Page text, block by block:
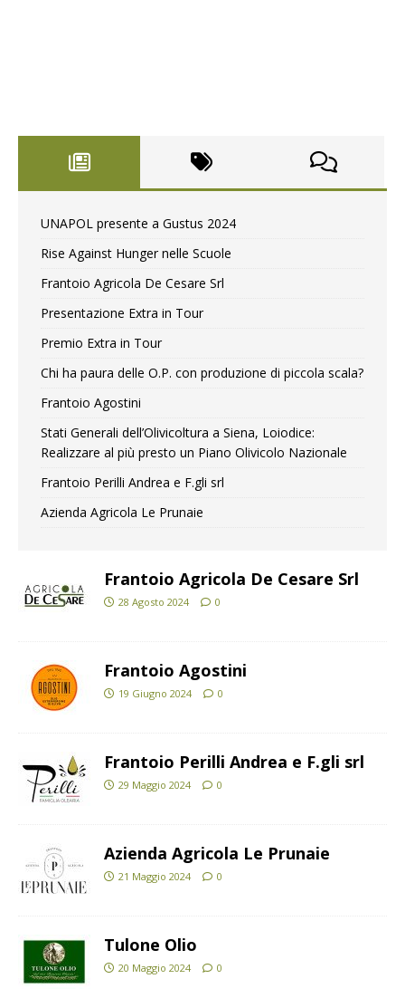
UNAPOL presente a Gustus 2024
Rise Against Hunger nelle Scuole
Frantoio Agricola De Cesare Srl
Presentazione Extra in Tour
Premio Extra in Tour
Chi ha paura delle O.P. con produzione di piccola scala?
Frantoio Agostini
Stati Generali dell’Olivicoltura a Siena, Loiodice:
Realizzare al più presto un Piano Olivicolo Nazionale
Frantoio Perilli Andrea e F.gli srl
Azienda Agricola Le Prunaie
Frantoio Agricola De Cesare Srl
28 Agosto 2024 0
Frantoio Agostini
19 Giugno 2024 0
Frantoio Perilli Andrea e F.gli srl
29 Maggio 2024 0
Azienda Agricola Le Prunaie
21 Maggio 2024 0
Tulone Olio
20 Maggio 2024 0